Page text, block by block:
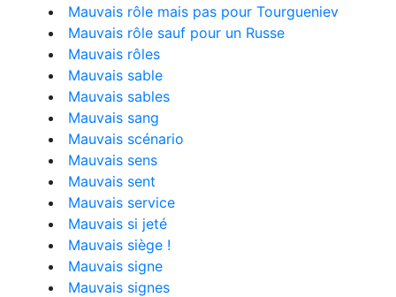
Mauvais rôle mais pas pour Tourgueniev
Mauvais rôle sauf pour un Russe
Mauvais rôles
Mauvais sable
Mauvais sables
Mauvais sang
Mauvais scénario
Mauvais sens
Mauvais sent
Mauvais service
Mauvais si jeté
Mauvais siège !
Mauvais signe
Mauvais signes